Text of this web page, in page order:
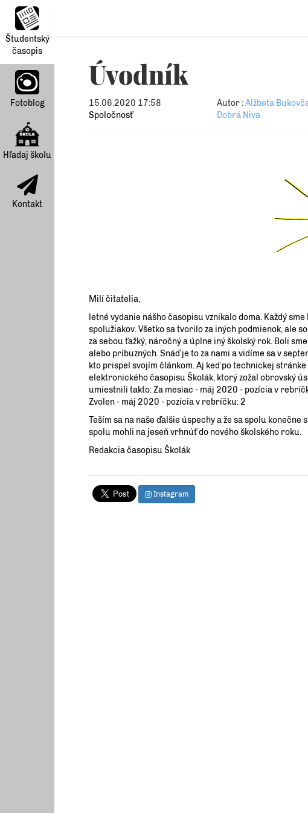
Študentský
časopis
Fotoblog
Hľadaj školu
Kontakt
Úvodník
15.06.2020 17:58
Spoločnosť
Autor :Alžbeta
Dobrá Niva
Milí čitatelia,
letné vydanie nášho časopisu vznikalo doma. Každý
spolužiakov. Všetko sa tvorilo za iných podmienok, ale
za sebou ťažký, náročný a úplne iný školský rok. Boli
alebo príbuzných. Snáď je to za nami a vidíme sa v
kto prispel svojím článkom. Aj keď po technickej
elektronického časopisu Školák, ktorý zožal obrovský
umiestnili takto: Za mesiac - máj 2020 - pozícia v
Zvolen - máj 2020 - pozícia v rebríčku: 2
Teším sa na naše ďalšie úspechy a že sa spolu
spolu mohli na jeseň vrhnúť do nového školského roku.
Redakcia časopisu Školák
Instagram